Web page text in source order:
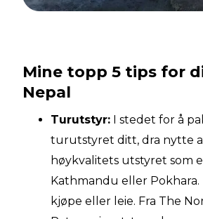
Mine topp 5 tips for
Nepal
Turutstyr: I stedet for å
turutstyret ditt, dra nytte
høykvalitets utstyret som
Kathmandu eller
kjøpe eller leie. Fra The